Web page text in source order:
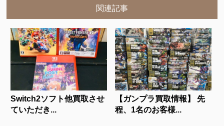
関連記事
Switch2ソフト他買取させ
ていただき...
【ガンプラ買取情報】 先
程、1名のお客様...